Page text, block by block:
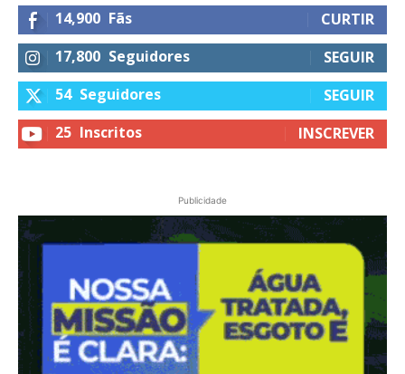
14,900 Fãs
CURTIR
17,800 Seguidores
SEGUIR
54 Seguidores
SEGUIR
25 Inscritos INSCREVER
Publicidade